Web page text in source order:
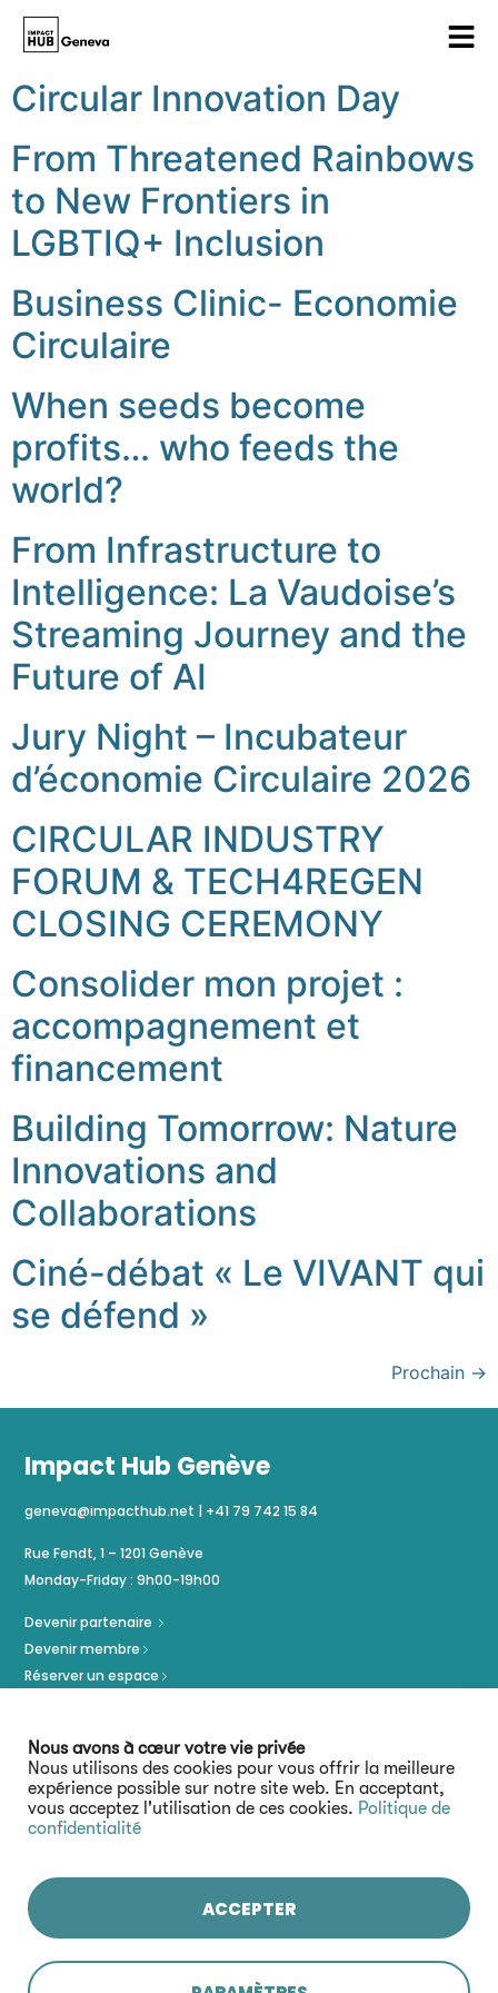
Nous avons à cœur votre vie privée
Nous utilisons des cookies pour vous offrir la meilleure
expérience possible sur notre site web. En acceptant,
vous acceptez l'utilisation de ces cookies. Politique de
confidentialité
ACCEPTER
Circular Innovation Day
From Threatened Rainbows
to New Frontiers in
LGBTIQ+ Inclusion
Business Clinic- Economie
Circulaire
When seeds become
profits… who feeds the
world?
From Infrastructure to
Intelligence: La Vaudoise’s
Streaming Journey and the
Future of AI
Jury Night – Incubateur
d’économie Circulaire 2026
CIRCULAR INDUSTRY
FORUM & TECH4REGEN
CLOSING CEREMONY
Consolider mon projet :
accompagnement et
financement
Building Tomorrow: Nature
Innovations and
Collaborations
Ciné-débat « Le VIVANT qui
se défend »
Prochain →
Impact Hub Genève
geneva@impacthub.net | +41 79 742 15 84
Rue Fendt, 1 – 1201 Genève
Monday-Friday : 9h00-19h00
Devenir partenaire
Devenir membre
Réserver un espace
Restez connecté :